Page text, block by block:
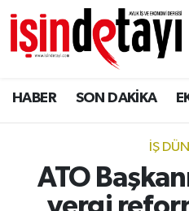
HABER SON DAKİKA
İŞ
ATO
DÜNYA
Eğitim
ENERJİ HABERİ
Nöbetçi Eczaneler
Hava Durumu
İstanbul Namaz
Trafik Durumu